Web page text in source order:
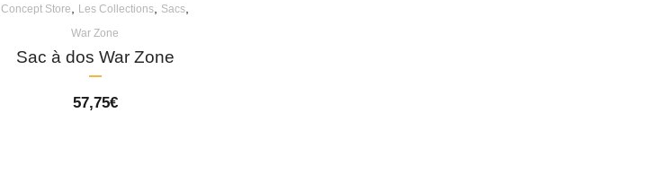
Concept Store Les Collections Sacs
War Zone
Sac à dos War Zone
57,75€